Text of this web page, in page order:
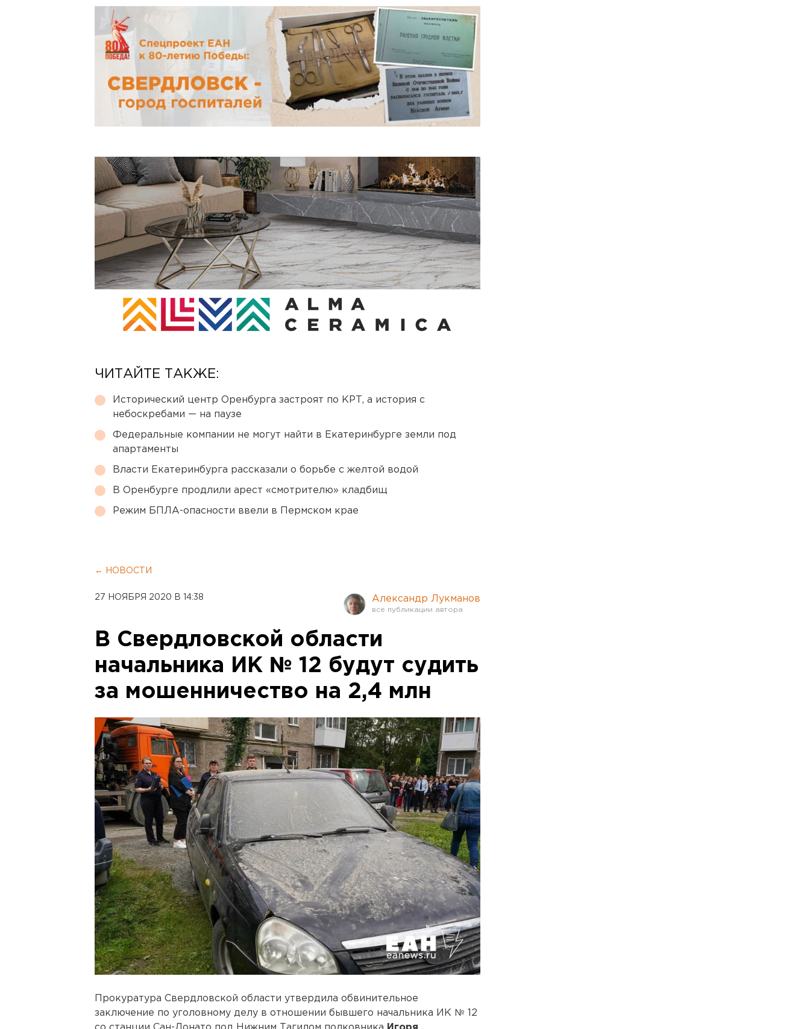
ЧИТАЙТЕ ТАКЖЕ:
Исторический центр Оренбурга застроят по КРТ, а история с
небоскребами — на паузе
Федеральные компании не могут найти в Екатеринбурге земли под
апартаменты
Власти Екатеринбурга рассказали о борьбе с желтой водой
В Оренбурге продлили арест «смотрителю» кладбищ
Режим БПЛА-опасности ввели в Пермском крае
← НОВОСТИ
27 НОЯБРЯ 2020 В 14:38 Александр Лукманов
В Свердловской области
начальника ИК № 12 будут судить
за мошенничество на 2,4 млн
Прокуратура Свердловской области утвердила обвинительное
заключение по уголовному делу в отношении бывшего начальника ИК № 12